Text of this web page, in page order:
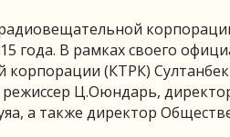
года. В рамках своего
(КТРК)
режиссер Ц.Оюндарь,
а также директор